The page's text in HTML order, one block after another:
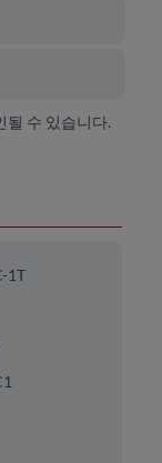
될 수 있습니다.
1T